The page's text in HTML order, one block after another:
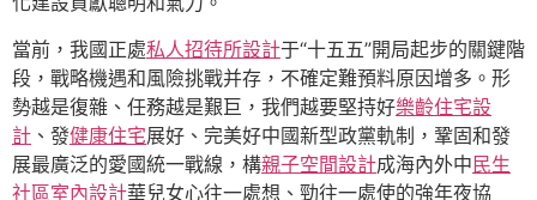
當前，我國正處私人招待所設計于“十五五”開局起步的關鍵階
段，戰略機遇和風險挑戰并存，不確定難預料原因增多。形
勢越是復雜、任務越是艱巨，我們越要堅持好樂齡住宅設
計 、發健康住宅展好、完美好中國新型政黨軌制，鞏固和發
展最廣泛的愛國統一戰線，構親子空間設計成海內外中 民生
社區室內設計華兒女心往一處想、勁往一處使的強年夜協